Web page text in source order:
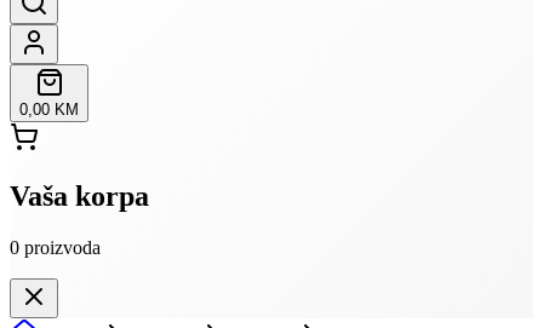
0,00 KM
Vaša korpa
0 proizvoda